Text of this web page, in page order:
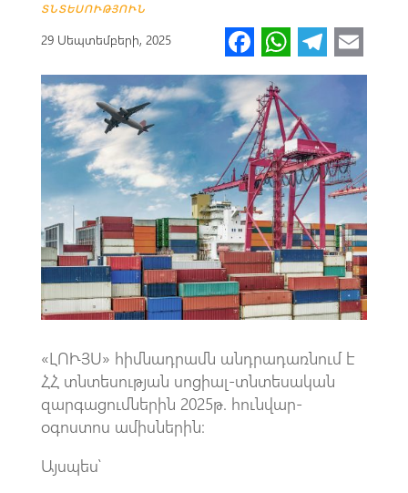
ՏՆՏԵՍՈՒԹՅՈՒՆ
29 Սեպտեմբերի, 2025 Fa
ce
b
o
o
k
W
h
at
s
A
p
p
Te
le
a
m
m
«ԼՈՒՅՍ» հիմնադրամն անդրադառնում է
ՀՀ տնտեսության սոցիալ-տնտեսական
զարգացումներին 2025թ. հունվար-
օգոստոս ամիսներին։
Այսպես՝